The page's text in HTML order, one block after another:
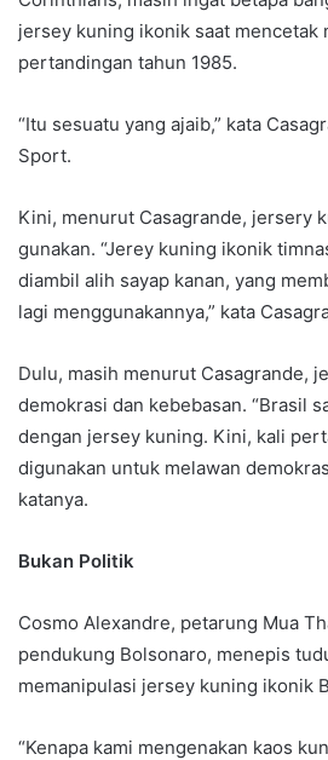
jersey kuning ikonik saat mencetak
pertandingan tahun 1985.
“Itu sesuatu yang ajaib,” kata
Sport.
Kini, menurut Casagrande, jersery
gunakan. “Jerey kuning ikonik
diambil alih sayap kanan, yang
lagi menggunakannya,” kata
Dulu, masih menurut Casagrande,
demokrasi dan kebebasan. “Brasil
dengan jersey kuning. Kini, kali
digunakan untuk melawan
katanya.
Bukan Politik
Cosmo Alexandre, petarung Mua
pendukung Bolsonaro, menepis
memanipulasi jersey kuning ikonik
“Kenapa kami mengenakan kaos